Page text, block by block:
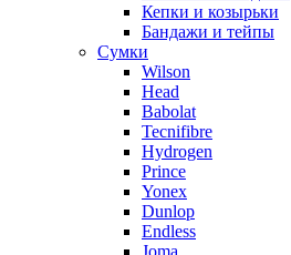
Кепки и козырьки
Бандажи и тейпы
Сумки
Wilson
Head
Babolat
Tecnifibre
Hydrogen
Prince
Yonex
Dunlop
Endless
Joma